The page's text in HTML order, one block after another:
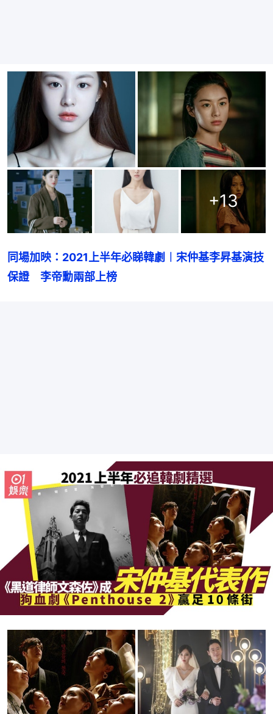
+13
同場加映：2021上半年必睇韓劇︱宋仲基李昇基演技
保證　李帝勳兩部上榜